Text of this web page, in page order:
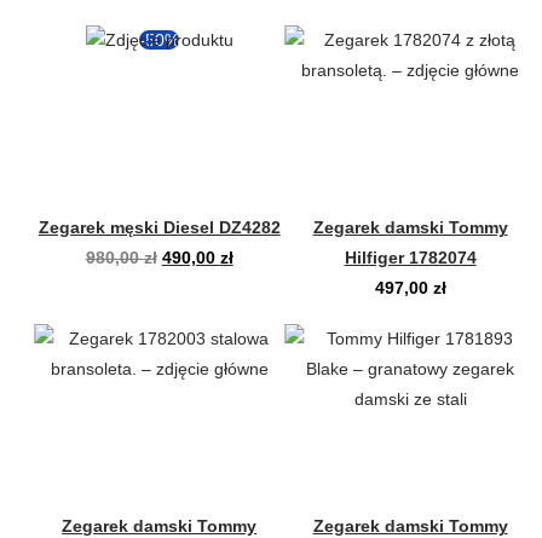
-50%
Zegarek męski Diesel DZ4282
980,00zł Pierwotna
980,00 zł.
490,00 złAktualna
490,00 zł.
Zegarek damski Tommy
Hilfiger 1782074
497,00 zł
Zegarek damski Tommy
Zegarek damski Tommy